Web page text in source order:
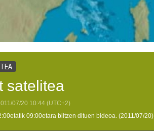
satelitea
07/20 10:44 (UTC+2)
09:00etara biltzen dituen bideoa. (2011/07/20)